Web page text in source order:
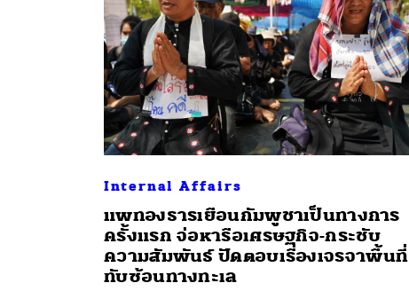
Internal Affairs
แพทองธารเยือนกัมพูชาเป็นทางการ
ครั้งแรก จ่อหารือเศรษฐกิจ-กระชับ
ความสัมพันธ์ ปัดตอบเรื่องเจรจาพื้นที่
ทับซ้อนทางทะเล